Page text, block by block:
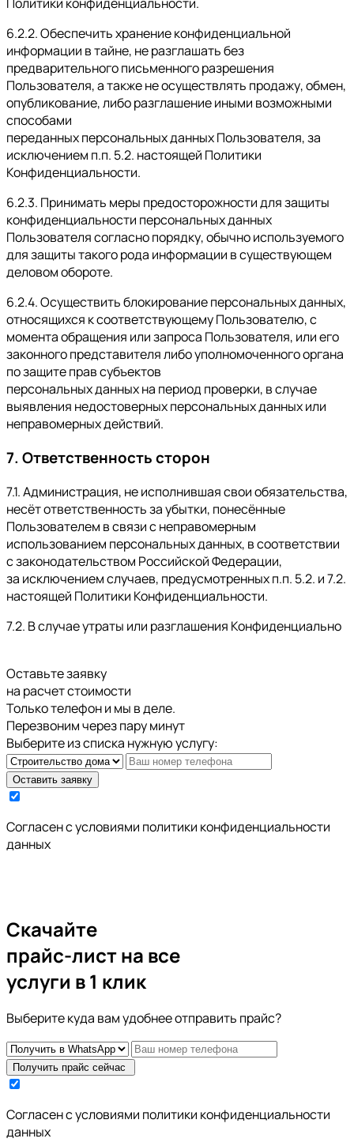
6.2.2. Обеспечить хранение конфиденциальной
информации в тайне, не разглашать без
предварительного письменного разрешения
Пользователя, а также не осуществлять продажу, обмен,
опубликование, либо разглашение иными возможными
способами
переданных персональных данных Пользователя, за
исключением п.п. 5.2. настоящей Политики
Конфиденциальности.
6.2.3. Принимать меры предосторожности для защиты
конфиденциальности персональных данных
Пользователя согласно порядку, обычно используемого
для защиты такого рода информации в существующем
деловом обороте.
6.2.4. Осуществить блокирование персональных данных,
относящихся к соответствующему Пользователю, с
момента обращения или запроса Пользователя, или его
законного представителя либо уполномоченного органа
по защите прав субъектов
персональных данных на период проверки, в случае
выявления недостоверных персональных данных или
неправомерных действий.
7. Ответственность сторон
7.1. Администрация, не исполнившая свои обязательства,
несёт ответственность за убытки, понесённые
Пользователем в связи с неправомерным
использованием персональных данных, в соответствии
с законодательством Российской Федерации,
за исключением случаев, предусмотренных п.п. 5.2. и 7.2.
настоящей Политики Конфиденциальности.
7.2. В случае утраты или разглашения Конфиденциально
Оставьте заявку
на расчет стоимости
Только телефон и мы в деле.
Перезвоним через пару минут
Выберите из списка нужную услугу:
Оставить заявку
Cогласен с условиями политики конфиденциальности
данных
Скачайте
прайс-листна все
услуги в 1 клик
Выберите куда вам удобнее отправить прайс?
Получить прайс сейчас
Cогласен с условиями политики конфиденциальности
данных